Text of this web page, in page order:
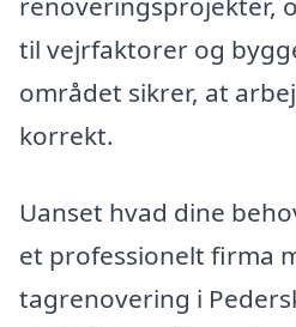
til vejrfaktorer og
området sikrer, at
korrekt.
Uanset hvad dine
et professionelt firma
tagrenovering i